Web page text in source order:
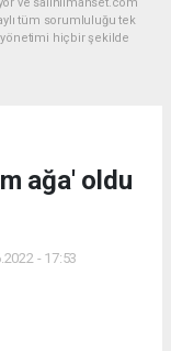
ve salihlimanset.com
tüm sorumluluğu tek
yönetimi hiçbir şekilde
ağa' oldu
- 17:53